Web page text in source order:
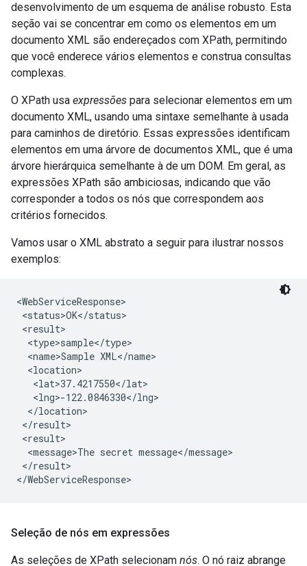
desenvolvimento de um esquema de análise robusto. Esta
seção vai se concentrar em como os elementos em um
documento XML são endereçados com XPath, permitindo
que você enderece vários elementos e construa consultas
complexas.
O XPath usa expressões para selecionar elementos em um
documento XML, usando uma sintaxe semelhante à usada
para caminhos de diretório. Essas expressões identificam
elementos em uma árvore de documentos XML, que é uma
árvore hierárquica semelhante à de um DOM. Em geral, as
expressões XPath são ambiciosas, indicando que vão
corresponder a todos os nós que correspondem aos
critérios fornecidos.
Vamos usar o XML abstrato a seguir para ilustrar nossos
exemplos:
<WebServiceResponse>
<status>OK</status>
<result>
  <type>sample</type>
  <name>Sample XML</name>
  <location>
   <lat>37.4217550</lat>
   <lng>-122.0846330</lng>
  </location>
</result>
<result>
  <message>The secret message</message>
</result>
Seleção de nós em expressões
As seleções de XPath selecionam nós. O nó raiz abrange